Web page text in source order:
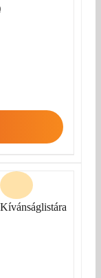
Kívánságlistára